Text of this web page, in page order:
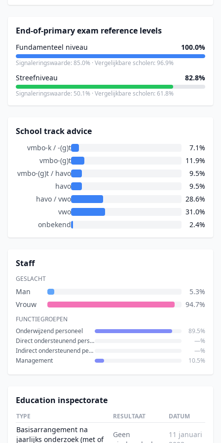
End-of-primary exam reference levels
Fundamenteel niveau 100.0%
Signaleringswaarde: 85.0% · Vergelijkbare scholen: 96.9%
Streefniveau 82.8%
Signaleringswaarde: 50.1% · Vergelijkbare scholen: 61.8%
School track advice
vmbo-k / -(g)t
7.1%
vmbo-(g)t
11.9%
vmbo-(g)t / havo
9.5%
havo
9.5%
havo / vwo
28.6%
vwo
31.0%
onbekend
2.4%
Staff
GESLACHT
Man
5.3%
Vrouw
94.7%
FUNCTIEGROEPEN
Onderwijzend personeel
89.5%
Direct ondersteunend personeel
—%
Indirect ondersteunend personeel
—%
Management
10.5%
Education inspectorate
TYPE RESULTAAT DATUM
Basisarrangement na
jaarlijks onderzoek (met of
Geen
11 januari